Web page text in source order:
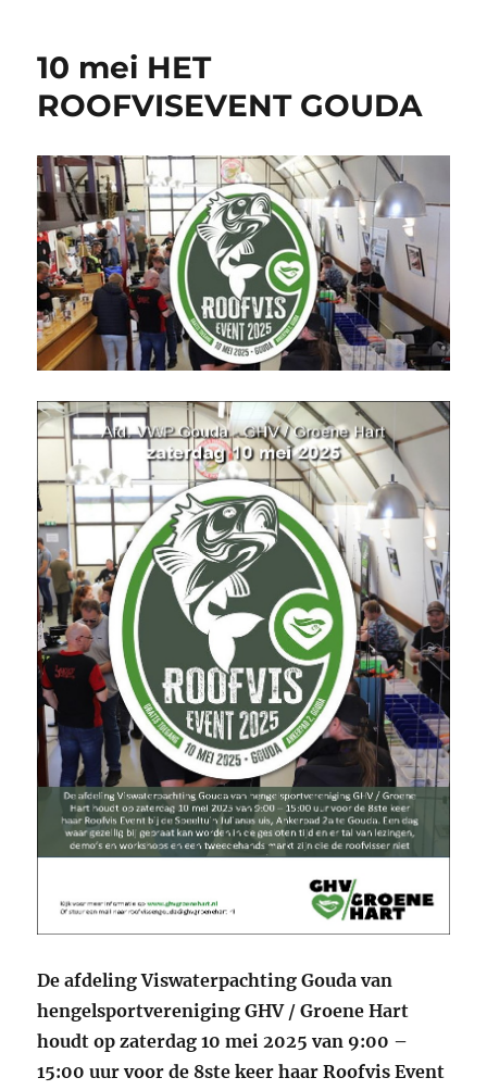
10 mei HET
ROOFVISEVENT GOUDA
De afdeling Viswaterpachting Gouda van
hengelsportvereniging GHV / Groene Hart
houdt op zaterdag 10 mei 2025 van 9:00 –
15:00 uur voor de 8ste keer haar Roofvis Event